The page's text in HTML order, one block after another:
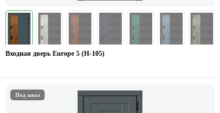
Входная дверь Europe 5 (H-105)
Под заказ